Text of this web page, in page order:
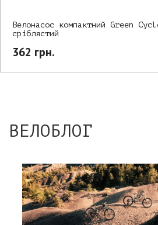
Велонасос компактний Green
сріблястий
362 грн.
ВЕЛОБЛОГ